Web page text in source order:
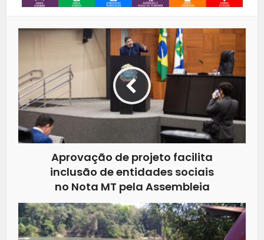
Aprovação de projeto facilita
inclusão de entidades sociais
no Nota MT pela Assembleia